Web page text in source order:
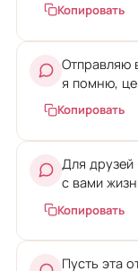
Копировать
Отправляю
я помню,
Копировать
Для друзей
с вами
Копировать
Пусть эта